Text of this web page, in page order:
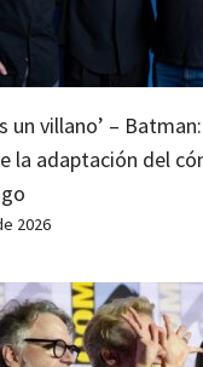
un villano’ –
la adaptación del
2026